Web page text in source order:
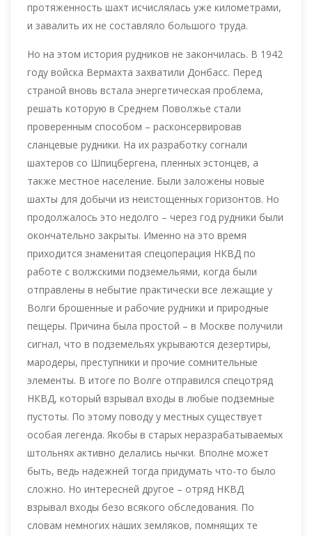
протяженность шахт исчислялась уже километрами,
и завалить их не составляло большого труда.
Но на этом история рудников не закончилась. В 1942
году войска Вермахта захватили Донбасс. Перед
страной вновь встала энергетическая проблема,
решать которую в Среднем Поволжье стали
проверенным способом – расконсервировав
сланцевые рудники. На их разработку согнали
шахтеров со Шпицбергена, пленных эстонцев, а
также местное население. Были заложены новые
шахты для добычи из неистощенных горизонтов. Но
продолжалось это недолго – через год рудники были
окончательно закрыты. Именно на это время
приходится знаменитая спецоперация НКВД по
работе с волжскими подземельями, когда были
отправлены в небытие практически все лежащие у
Волги брошенные и рабочие рудники и природные
пещеры. Причина была простой – в Москве получили
сигнал, что в подземельях укрываются дезертиры,
мародеры, преступники и прочие сомнительные
элементы. В итоге по Волге отправился спецотряд
НКВД, который взрывал входы в любые подземные
пустоты. По этому поводу у местных существует
особая легенда. Якобы в старых неразрабатываемых
штольнях активно делались нычки. Вполне может
быть, ведь надежней тогда придумать что-то было
сложно. Но интересней другое – отряд НКВД
взрывал входы безо всякого обследования. По
словам немногих наших земляков, помнящих те